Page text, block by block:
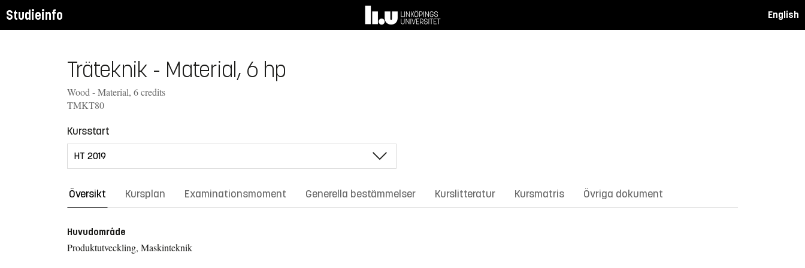
Studieinfo English
Träteknik - Material, 6 hp
Wood - Material, 6 credits
TMKT80
Kursstart
Översikt Kursplan Examinationsmoment Generella bestämmelser Kurslitteratur Kursmatris Övriga dokument
Huvudområde
Produktutveckling, Maskinteknik